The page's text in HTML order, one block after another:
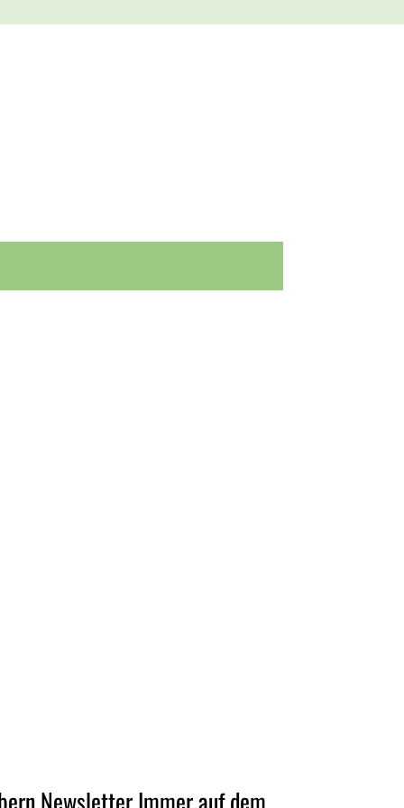
Newsletter Immer auf dem